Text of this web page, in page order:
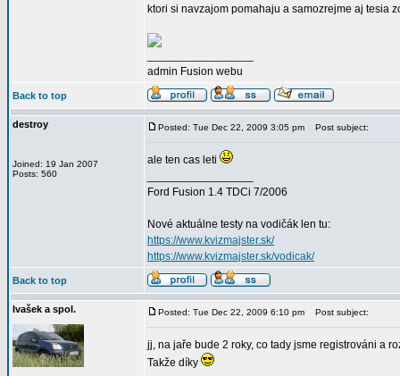
ktori si navzajom pomahaju a samozrejme aj tesia
admin Fusion webu
Back to top
destroy
Joined: 19 Jan 2007
Posts: 560
Posted: Tue Dec 22, 2009 3:05 pm Post subject:
ale ten cas leti
Ford Fusion 1.4 TDCi 7/2006
Nové aktuálne testy na vodičák len tu:
https://www.kvizmajster.sk/
https://www.kvizmajster.sk/vodicak/
Back to top
Ivašek a spol. Posted: Tue Dec 22, 2009 6:10 pm Post subject:
jj, na jaře bude 2 roky, co tady jsme registrováni a
Takže díky